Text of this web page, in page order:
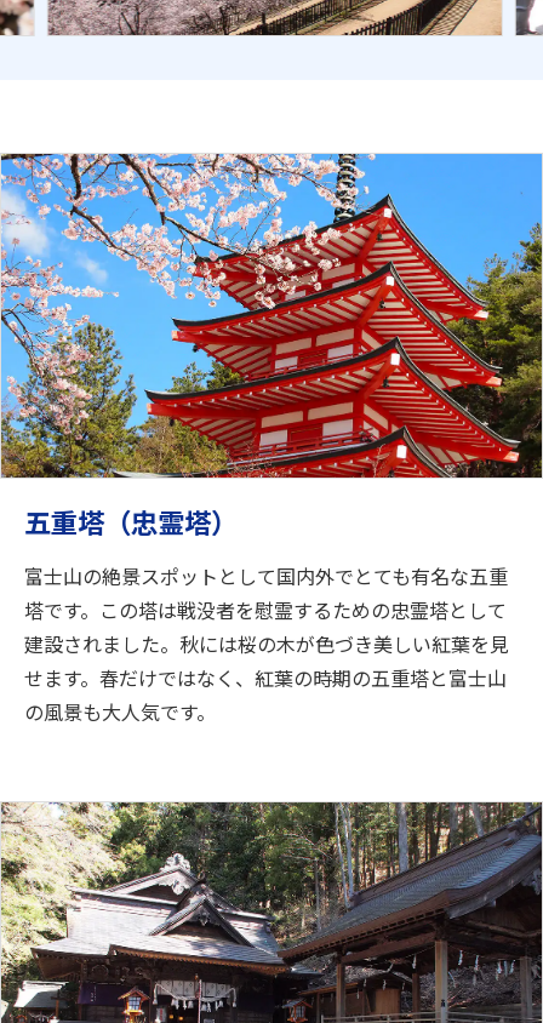
五重塔（忠霊塔）
富士山の絶景スポットとして国内外でとても有名な五重
塔です。この塔は戦没者を慰霊するための忠霊塔として
建設されました。秋には桜の木が色づき美しい紅葉を見
せます。春だけではなく、紅葉の時期の五重塔と富士山
の風景も大人気です。